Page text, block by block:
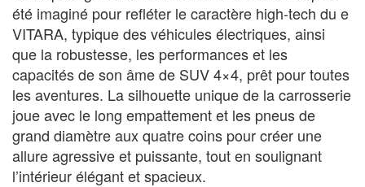
été imaginé pour refléter le caractère high-tech du e
VITARA, typique des véhicules électriques, ainsi
que la robustesse, les performances et les
capacités de son âme de SUV 4×4, prêt pour toutes
les aventures. La silhouette unique de la carrosserie
joue avec le long empattement et les pneus de
grand diamètre aux quatre coins pour créer une
allure agressive et puissante, tout en soulignant
l’intérieur élégant et spacieux.